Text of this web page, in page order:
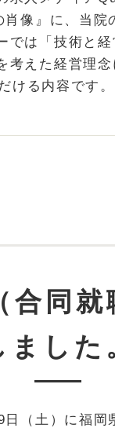
肖像』に、当院
では「技術と
考えた経営理
ける内容です
同就
ました
日（土）に福